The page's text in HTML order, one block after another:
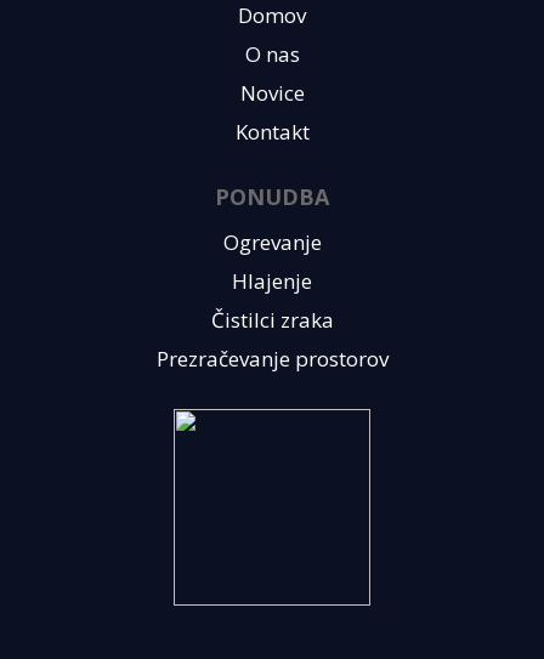
Domov
O nas
Novice
Kontakt
PONUDBA
Ogrevanje
Hlajenje
Čistilci zraka
Prezračevanje prostorov